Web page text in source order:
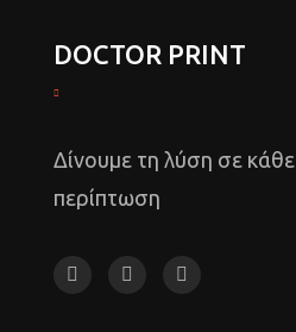
DOCTOR PRINT
Δίνουμε τη λύση σε κάθε
περίπτωση